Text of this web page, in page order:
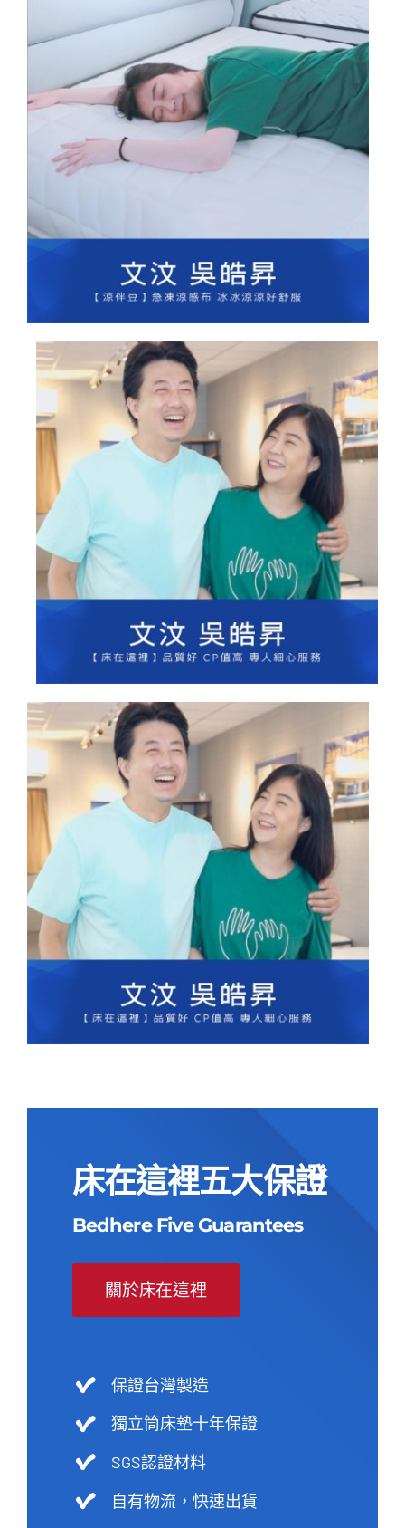
床在這裡五大保證
Bedhere Five Guarantees
關於床在這裡
保證台灣製造
獨立筒床墊十年保證
SGS認證材料
自有物流，快速出貨